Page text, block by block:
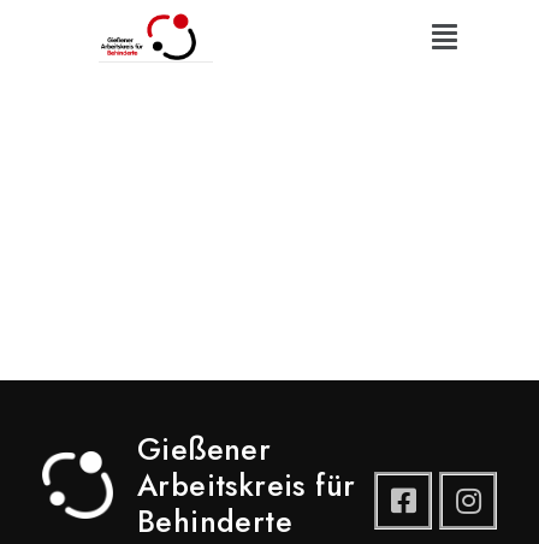
Gießener
Arbeitskreis für
Behinderte